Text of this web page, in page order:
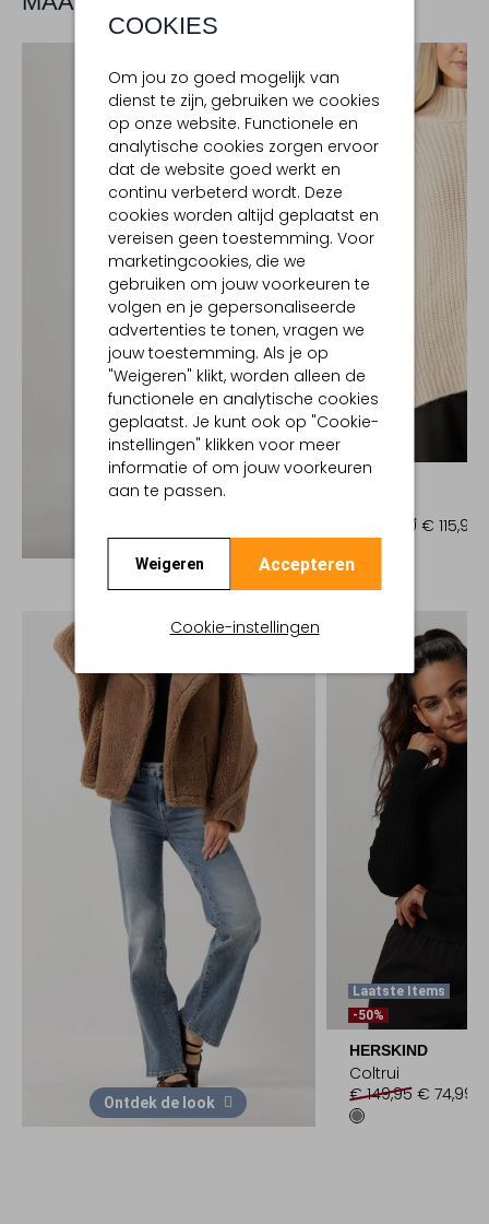
COOKIES
Om jou zo goed mogelijk van
dienst te zijn, gebruiken we cookies
op onze website. Functionele en
analytische cookies zorgen ervoor
dat de website goed werkt en
continu verbeterd wordt. Deze
cookies worden altijd geplaatst en
vereisen geen toestemming. Voor
marketingcookies, die we
gebruiken om jouw voorkeuren te
volgen en je gepersonaliseerde
advertenties te tonen, vragen we
jouw toestemming. Als je op
"Weigeren" klikt, worden alleen de
functionele en analytische cookies
geplaatst. Je kunt ook op "Cookie-
instellingen" klikken voor meer
informatie of om jouw voorkeuren
aan te passen.
Weigeren Accepteren
Cookie-instellingen
Ontdek de look
€ 289,00 € 115,99
Ontdek de look
Laatste Items
-50%
HERSKIND
Coltrui
€ 149,95 € 74,99